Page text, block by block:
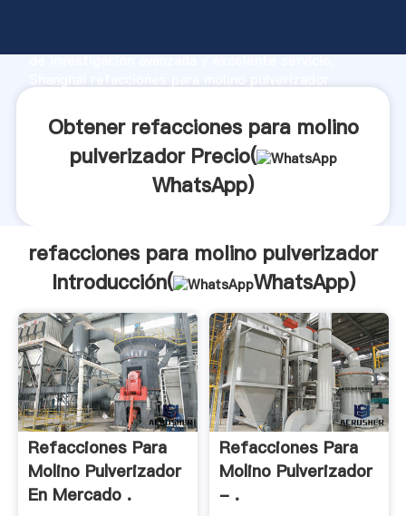
de investigación avanzada y excelente servicio,
clientes.
Obtener refacciones para molino
pulverizador Precio(
WhatsApp)
refacciones para molino pulverizador
Introducción(
WhatsApp)
Refacciones Para
Molino Pulverizador
En Mercado .
Refacciones Para
Molino Pulverizador
- .